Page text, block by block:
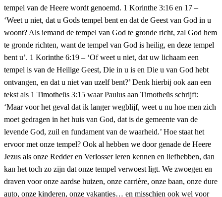
tempel van de Heere wordt genoemd. 1 Korinthe 3:16 en 17 –
‘Weet u niet, dat u Gods tempel bent en dat de Geest van God in u
woont? Als iemand de tempel van God te gronde richt, zal God hem
te gronde richten, want de tempel van God is heilig, en deze tempel
bent u’. 1 Korinthe 6:19 – ‘Of weet u niet, dat uw lichaam een
tempel is van de Heilige Geest, Die in u is en Die u van God hebt
ontvangen, en dat u niet van uzelf bent?’ Denk hierbij ook aan een
tekst als 1 Timotheüs 3:15 waar Paulus aan Timotheüs schrijft:
‘Maar voor het geval dat ik langer wegblijf, weet u nu hoe men zich
moet gedragen in het huis van God, dat is de gemeente van de
levende God, zuil en fundament van de waarheid.’ Hoe staat het
ervoor met onze tempel? Ook al hebben we door genade de Heere
Jezus als onze Redder en Verlosser leren kennen en liefhebben, dan
kan het toch zo zijn dat onze tempel verwoest ligt. We zwoegen en
draven voor onze aardse huizen, onze carrière, onze baan, onze dure
auto, onze kinderen, onze vakanties… en misschien ook wel voor